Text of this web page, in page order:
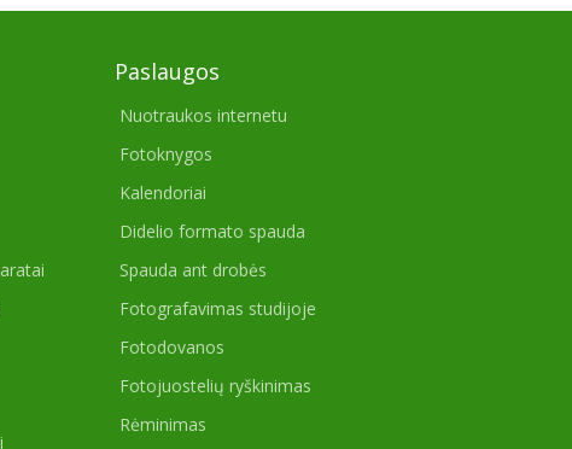
Paslaugos
Nuotraukos internetu
Fotoknygos
Kalendoriai
Didelio formato spauda
Spauda ant drobės
Fotografavimas studijoje
Fotodovanos
Fotojuostelių ryškinimas
Rėminimas